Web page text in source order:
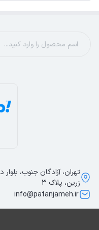
تهران، آزادگان جنوب،
زرین، پلاک 3
info@patanjameh.ir